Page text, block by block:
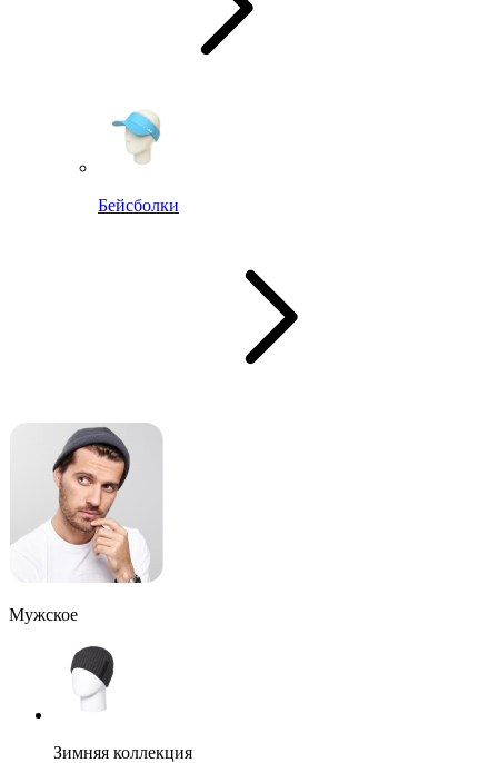
Бейсболки
Мужское
Зимняя коллекция